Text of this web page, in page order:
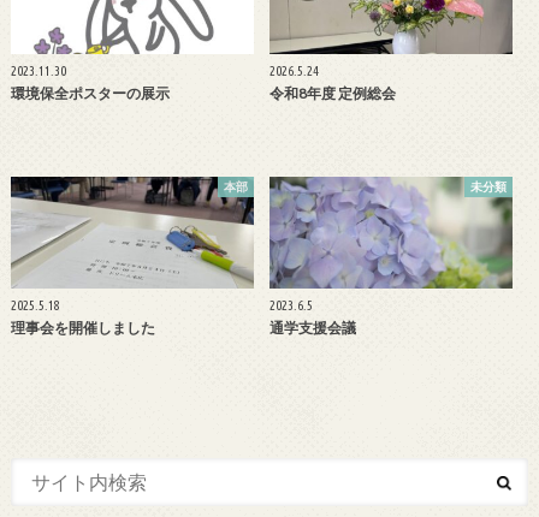
2023.11.30
環境保全ポスターの展示
2026.5.24
令和8年度 定例総会
本部
2025.5.18
理事会を開催しました
未分類
2023.6.5
通学支援会議